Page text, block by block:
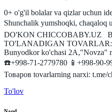
0+ o'g'il bolalar va qizlar uchun
Shunchalik yumshoqki, chaqaloq
DO'KON CHICCOBABY.UZ
TO'LANADIGAN TOVARLAR:
Bunyodkor ko'chasi 2A,"Novza"
☎️+998-71-2779780 📱+998-90-
Товаров tovarlarning narxi: t.me/
To'lov
Naqd